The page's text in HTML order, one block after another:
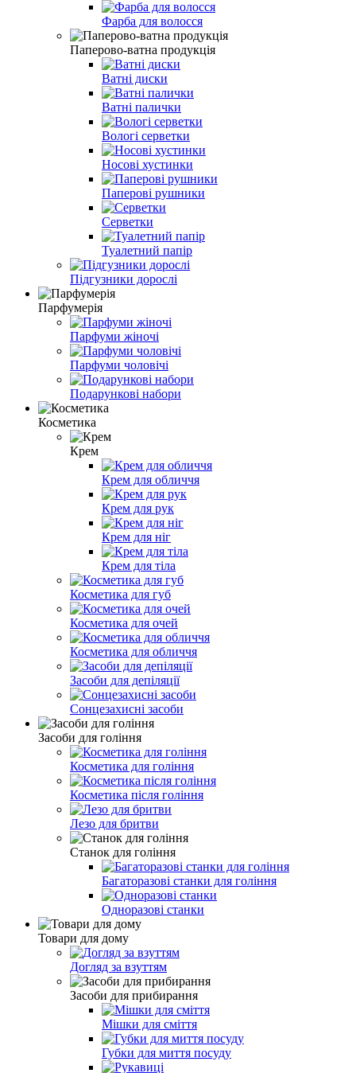
Фарба для волосся
Паперово-ватна продукція
Ватні диски
Ватні палички
Вологі серветки
Носові хустинки
Паперові рушники
Серветки
Туалетний папір
Підгузники дорослі
Парфумерія
Парфуми жіночі
Парфуми чоловічі
Подарункові набори
Косметика
Крем
Крем для обличчя
Крем для рук
Крем для ніг
Крем для тіла
Косметика для губ
Косметика для очей
Косметика для обличчя
Засоби для депіляції
Сонцезахисні засоби
Засоби для гоління
Косметика для гоління
Косметика після гоління
Лезо для бритви
Станок для гоління
Багаторазові станки для гоління
Одноразові станки
Товари для дому
Догляд за взуттям
Засоби для прибирання
Мішки для сміття
Губки для миття посуду